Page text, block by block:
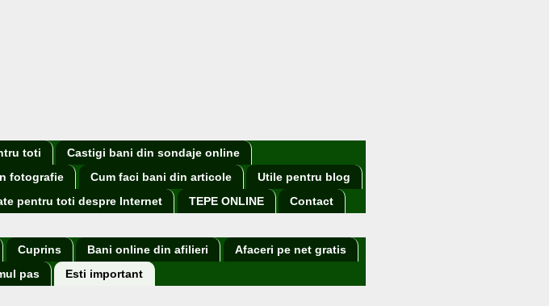
toti
Castigi bani din sondaje online
fotografie Cum faci bani din articole
Utile pentru blog
pentru toti despre Internet TEPE ONLINE Contact
Cuprins Bani online din afilieri
Afaceri pe net gratis
pas Esti important